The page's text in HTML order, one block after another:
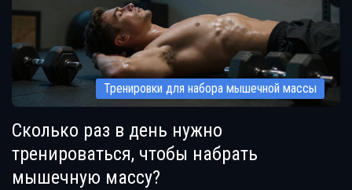
Тренировки для набора мышечной массы
Сколько раз в день нужно
тренироваться, чтобы набрать
мышечную массу?